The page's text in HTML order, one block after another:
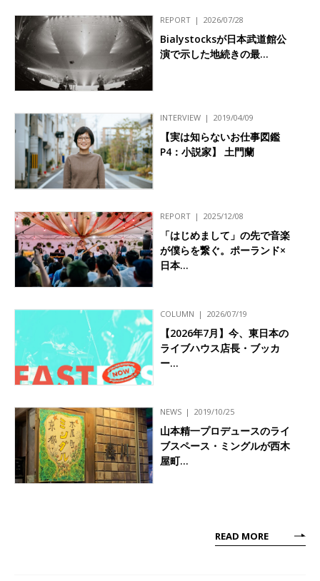
REPORT 2026/07/28
Bialystocksが日本武道館公
演で示した地続きの最…
INTERVIEW 2019/04/09
【実は知らないお仕事図鑑
P4：小説家】 土門蘭
REPORT 2025/12/08
「はじめまして」の先で音楽
が僕らを繋ぐ。ポーランド×
日本…
COLUMN 2026/07/19
【2026年7月】今、東日本の
ライブハウス店長・ブッカ
ー…
NEWS 2019/10/25
山本精一プロデュースのライ
ブスペース・ミングルが西木
屋町…
READ MORE